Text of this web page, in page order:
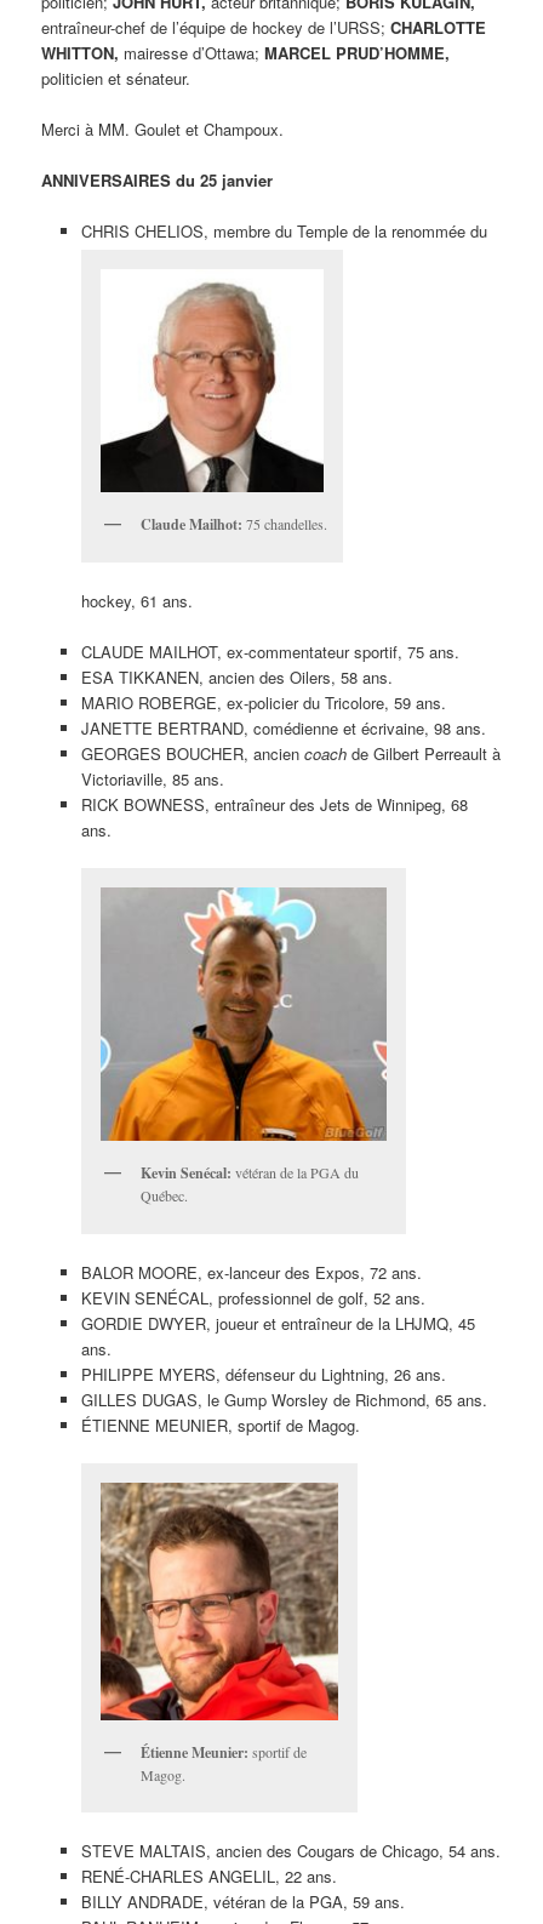
entraîneur-chef de l’équipe de hockey de l’URSS;CHARLOTTE
WHITTON, mairesse d’Ottawa;MARCEL PRUD’HOMME,
politicien et sénateur.
Merci à MM. Goulet et Champoux.
ANNIVERSAIRES du 25 janvier
CHRIS CHELIOS, membre du Temple de la renommée du
Claude Mailhot: 75 chandelles.
hockey, 61 ans.
CLAUDE MAILHOT, ex-commentateur sportif, 75 ans.
ESA TIKKANEN, ancien des Oilers, 58 ans.
MARIO ROBERGE, ex-policier du Tricolore, 59 ans.
JANETTE BERTRAND, comédienne et écrivaine, 98 ans.
GEORGES BOUCHER, ancien coachde Gilbert Perreault à
Victoriaville, 85 ans.
RICK BOWNESS, entraîneur des Jets de Winnipeg, 68
ans.
Kevin Senécal: vétéran de la PGA du
Québec.
BALOR MOORE, ex-lanceur des Expos, 72 ans.
KEVIN SENÉCAL, professionnel de golf, 52 ans.
GORDIE DWYER, joueur et entraîneur de la LHJMQ, 45
ans.
PHILIPPE MYERS, défenseur du Lightning, 26 ans.
GILLES DUGAS, le Gump Worsley de Richmond, 65 ans.
ÉTIENNE MEUNIER, sportif de Magog.
Étienne Meunier: sportif de
Magog.
STEVE MALTAIS, ancien des Cougars de Chicago, 54 ans.
RENÉ-CHARLES ANGELIL, 22 ans.
BILLY ANDRADE, vétéran de la PGA, 59 ans.